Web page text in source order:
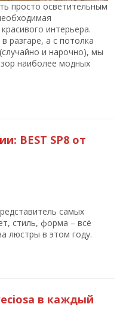
просто осветительным
интерьера.
разгаре, а с потолка
и нарочно), мы
наиболее модных
BEST SP8 от
самых
стиль, форма – всё
люстры в этом году.
в каждый